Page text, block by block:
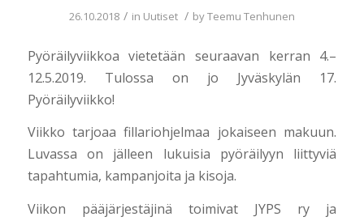
26.10.2018 / in Uutiset / byTeemu Tenhunen
Pyöräilyviikkoa vietetään seuraavan kerran 4.–
12.5.2019. Tulossa on jo Jyväskylän 17.
Pyöräilyviikko!
Viikko tarjoaa fillariohjelmaa jokaiseen makuun.
Luvassa on jälleen lukuisia pyöräilyyn liittyviä
tapahtumia, kampanjoita ja kisoja.
Viikon pääjärjestäjinä toimivat JYPS ry ja